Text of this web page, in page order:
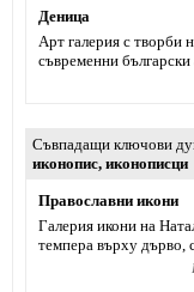
Деница
Арт галерия с творби
съвременни български
Съвпадащи ключови
иконопис, иконописци
Православни икони
Галерия икони на
темпера върху дърво,